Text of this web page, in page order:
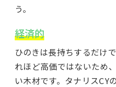
う。
経済的
ひのきは長持ちするだけ
れほど高価ではないため
い木材です。タナリスCY